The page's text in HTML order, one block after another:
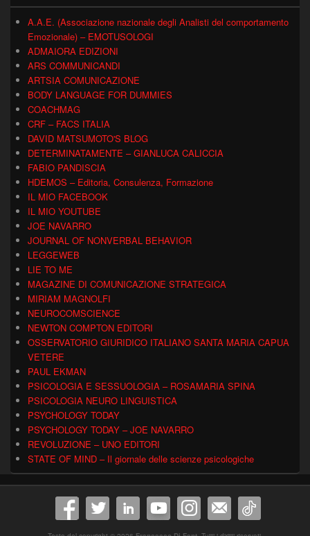
A.A.E. (Associazione nazionale degli Analisti del comportamento
Emozionale) – EMOTUSOLOGI
ADMAIORA EDIZIONI
ARS COMMUNICANDI
ARTSIA COMUNICAZIONE
BODY LANGUAGE FOR DUMMIES
COACHMAG
CRF – FACS ITALIA
DAVID MATSUMOTO'S BLOG
DETERMINATAMENTE – GIANLUCA CALICCIA
FABIO PANDISCIA
HDEMOS – Editoria, Consulenza, Formazione
IL MIO FACEBOOK
IL MIO YOUTUBE
JOE NAVARRO
JOURNAL OF NONVERBAL BEHAVIOR
LEGGEWEB
LIE TO ME
MAGAZINE DI COMUNICAZIONE STRATEGICA
MIRIAM MAGNOLFI
NEUROCOMSCIENCE
NEWTON COMPTON EDITORI
OSSERVATORIO GIURIDICO ITALIANO SANTA MARIA CAPUA
VETERE
PAUL EKMAN
PSICOLOGIA E SESSUOLOGIA – ROSAMARIA SPINA
PSICOLOGIA NEURO LINGUISTICA
PSYCHOLOGY TODAY
PSYCHOLOGY TODAY – JOE NAVARRO
REVOLUZIONE – UNO EDITORI
STATE OF MIND – Il giornale delle scienze psicologiche